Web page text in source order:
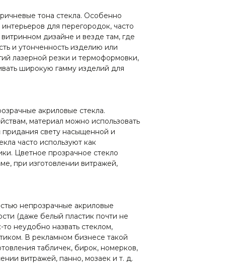
тона стекла. Особенно
для перегородок, часто
дизайне и везде там, где
и утонченность изделию или
лазерной резки и термоформовки,
широкую гамму изделий для
акриловые стекла.
материал можно использовать
придания свету насыщенной и
часто используют как
Цветное прозрачное стекло
при изготовлении витражей,
непрозрачные акриловые
(даже белый пластик почти не
то неудобно назвать стеклом,
В рекламном бизнесе такой
табличек, бирок, номерков,
витражей, панно, мозаек и т. д.